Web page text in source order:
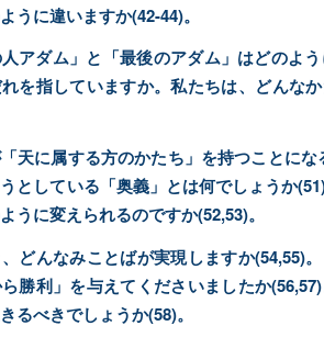
うに違いますか(42-44)。
アダム」と「最後のアダム」はどのよ
を指していますか。私たちは、どんな
天に属する方のかたち」を持つことにな
としている「奥義」とは何でしょうか
うに変えられるのですか(52,53)。
どんなみことばが実現しますか(54,55)
勝利」を与えてくださいましたか
るべきでしょうか(58)。